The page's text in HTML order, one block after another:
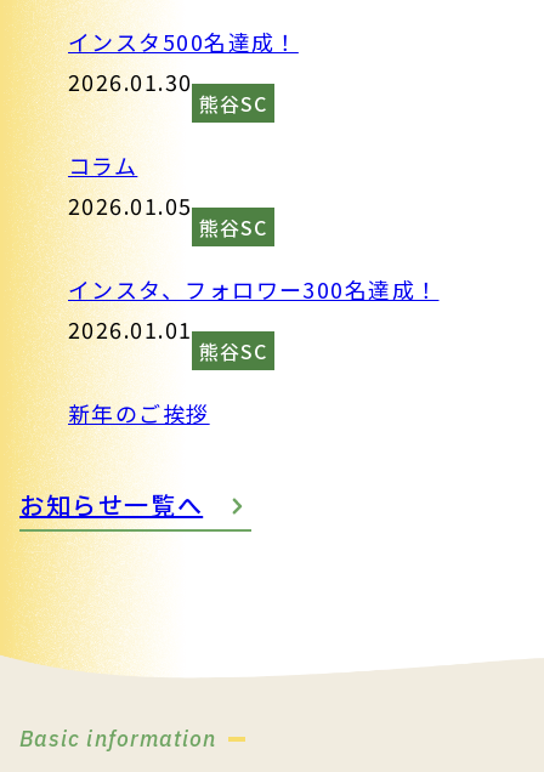
インスタ500名達成！
2026.01.30
熊谷SC
コラム
2026.01.05
熊谷SC
インスタ、フォロワー300名達成！
2026.01.01
熊谷SC
新年のご挨拶
お知らせ一覧へ